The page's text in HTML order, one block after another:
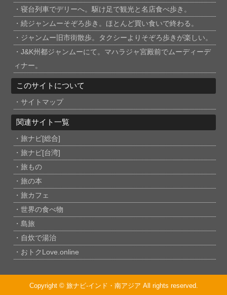
寝台列車でデリーへ。駆け足で観光と名店食べ歩き。
続ジャンムーそぞろ歩き。ほとんど買い食いで終わる。
ジャンムー旧市街散歩。タクシーよりそぞろ歩きが楽しい。
J&K州都ジャンムーにて。マハラジャ宮殿前でムーディーデ
ィナー。
このサイトについて
サイトマップ
関連サイト一覧
旅ナビ[総合]
旅ナビ[台湾]
旅もの
旅の本
旅カフェ
世界の食べ物
島旅
自炊で湯治
おトクLove.online
Copyright © 旅ナビ-インド・南アジア All rights reserved.